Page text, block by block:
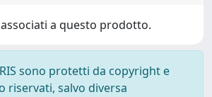
a questo prodotto.
sono protetti da copyright e
riservati, salvo diversa